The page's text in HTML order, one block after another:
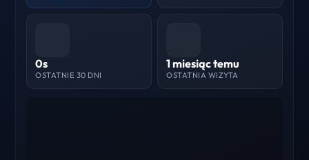
0s
OSTATNIE 30 DNI
1 miesiąc temu
OSTATNIA WIZYTA